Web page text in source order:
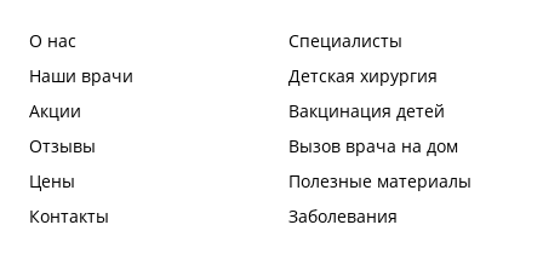
О нас
Наши врачи
Акции
Отзывы
Цены
Контакты
Специалисты
Детская хирургия
Вакцинация детей
Вызов врача на дом
Полезные материалы
Заболевания